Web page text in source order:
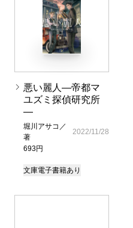
悪い麗人―帝都マ
ユズミ探偵研究所
―
堀川アサコ／
著
693円
2022/11/28
文庫電子書籍あり